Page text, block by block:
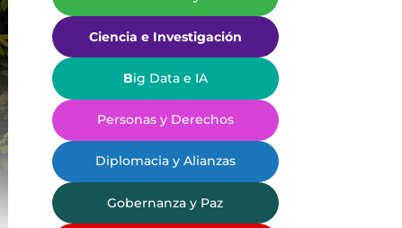
Ciencia e Investigación
Big Data e IA
Personas y Derechos
Diplomacia y Alianzas
Gobernanza y Paz